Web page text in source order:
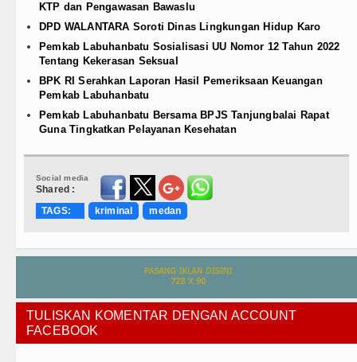
KTP dan Pengawasan Bawaslu
DPD WALANTARA Soroti Dinas Lingkungan Hidup Karo
Pemkab Labuhanbatu Sosialisasi UU Nomor 12 Tahun 2022
Tentang Kekerasan Seksual
BPK RI Serahkan Laporan Hasil Pemeriksaan Keuangan
Pemkab Labuhanbatu
Pemkab Labuhanbatu Bersama BPJS Tanjungbalai Rapat
Guna Tingkatkan Pelayanan Kesehatan
Social media
Shared :
TAGS:
kriminal medan
TULISKAN KOMENTAR DENGAN ACCOUNT
FACEBOOK